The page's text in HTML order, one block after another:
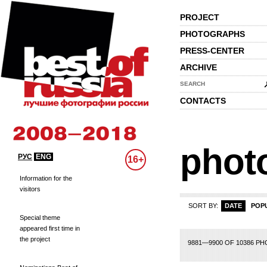
PROJECT
PHOTOGRAPHS
PRESS-CENTER
ARCHIVE
SEARCH
CONTACTS
РУС ENG 16+
Information for the
visitors
Special theme
appeared first time in
the project
SORT BY: DATE
9881—9900 OF 10386
472 473 481 482 483 484 485